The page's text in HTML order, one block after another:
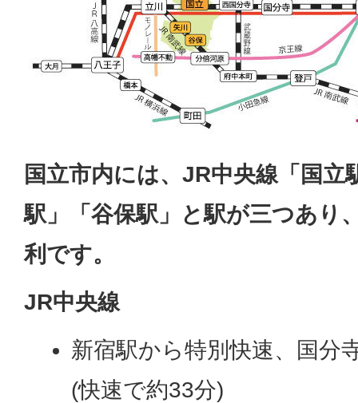
国立市内には、JR中央線「国立
駅」「谷保駅」と駅が三つあり
利です。
JR中央線
新宿駅から特別快速、国分
(快速で約33分)